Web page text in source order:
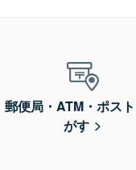
郵便局・ATM・ポス
がす